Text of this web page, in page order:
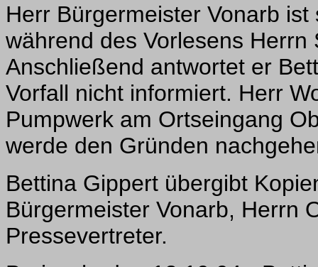
Herr Bürgermeister Vonarb
während des Vorlesens
Anschließend antwortet er
Vorfall nicht informiert. Herr
Pumpwerk am Ortseingang
werde den Gründen
Bettina Gippert übergibt
Bürgermeister Vonarb, Herrn
Pressevertreter.